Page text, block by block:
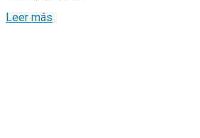
Leer más